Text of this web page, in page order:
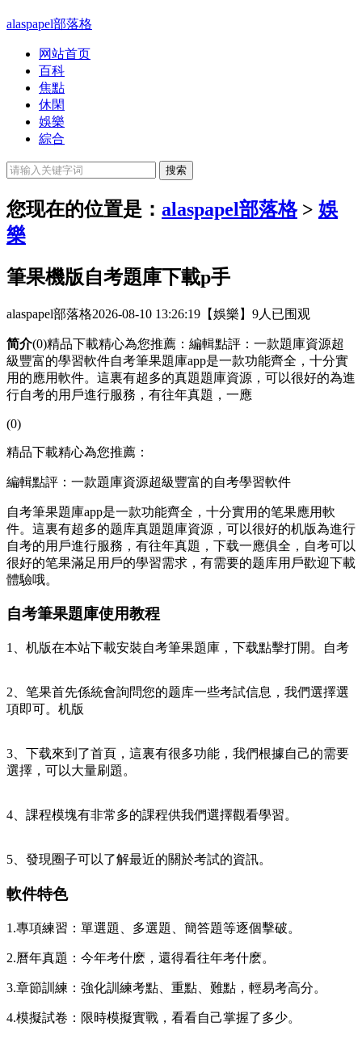
alaspapel部落格
网站首页
百科
焦點
休閑
娛樂
綜合
您现在的位置是： alaspapel部落格> 娛
樂
筆果機版自考題庫下載p手
alaspapel部落格2026-08-10 13:26:19 【娛樂】 9人已围观
简介(0)精品下載精心為您推薦：編輯點評：一款題庫資源超
級豐富的學習軟件自考筆果題庫app是一款功能齊全，十分實
用的應用軟件。這裏有超多的真題題庫資源，可以很好的為進
行自考的用戶進行服務，有往年真題，一應
(0)
精品下載精心為您推薦：
編輯點評：一款題庫資源超級豐富的自考學習軟件
自考筆果題庫app是一款功能齊全，十分實用的笔果應用軟
件。這裏有超多的题库真題題庫資源，可以很好的机版為進行
自考的用戶進行服務，有往年真題，下载一應俱全，自考可以
很好的笔果滿足用戶的學習需求，有需要的题库用戶歡迎下載
體驗哦。
自考筆果題庫使用教程
1、机版在本站下載安裝自考筆果題庫，下载點擊打開。自考
2、笔果首先係統會詢問您的题库一些考試信息，我們選擇選
項即可。机版
3、下载來到了首頁，這裏有很多功能，我們根據自己的需要
選擇，可以大量刷題。
4、課程模塊有非常多的課程供我們選擇觀看學習。
5、發現圈子可以了解最近的關於考試的資訊。
軟件特色
1.專項練習：單選題、多選題、簡答題等逐個擊破。
2.曆年真題：今年考什麽，還得看往年考什麽。
3.章節訓練：強化訓練考點、重點、難點，輕易考高分。
4.模擬試卷：限時模擬實戰，看看自己掌握了多少。